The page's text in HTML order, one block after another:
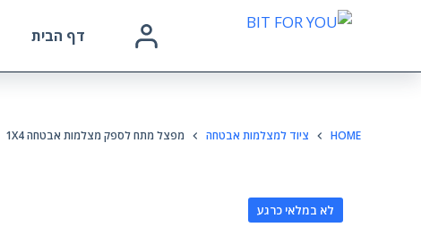
דף הבית
HOME ציוד למצלמות אבטחה מפצל מתח לספק מצלמות אבטחה 1X4
לא במלאי כרגע